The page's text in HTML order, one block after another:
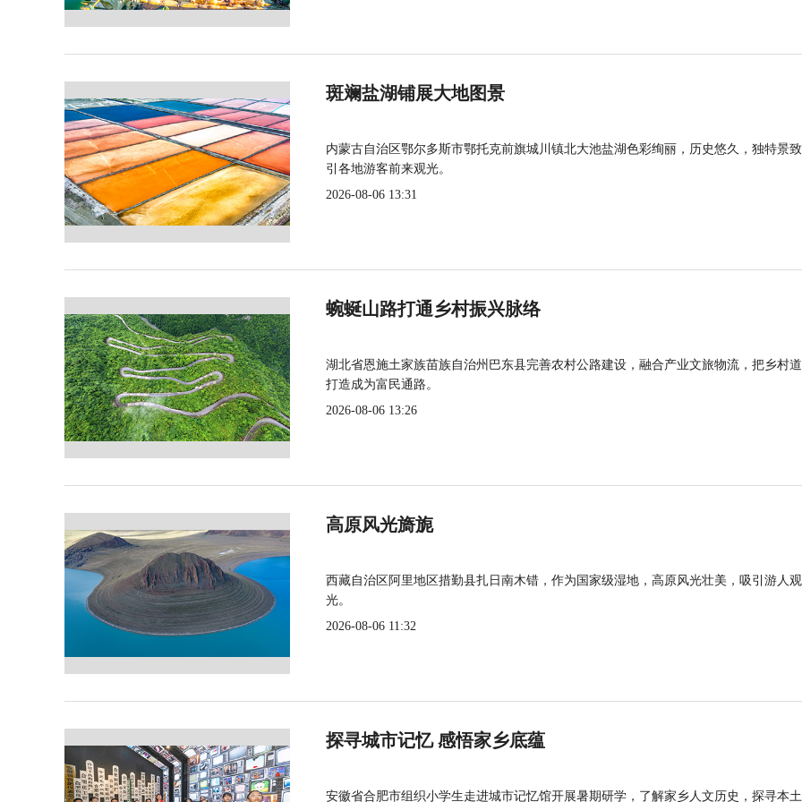
斑斓盐湖铺展大地图景
内蒙古自治区鄂尔多斯市鄂托克前旗城川镇北大池盐湖色彩绚丽，历史悠久，独特景
引各地游客前来观光。
2026-08-06 13:31
蜿蜒山路打通乡村振兴脉络
湖北省恩施土家族苗族自治州巴东县完善农村公路建设，融合产业文旅物流，把乡村
打造成为富民通路。
2026-08-06 13:26
高原风光旖旎
西藏自治区阿里地区措勤县扎日南木错，作为国家级湿地，高原风光壮美，吸引游人观
光。
2026-08-06 11:32
探寻城市记忆 感悟家乡底蕴
安徽省合肥市组织小学生走进城市记忆馆开展暑期研学，了解家乡人文历史，探寻本